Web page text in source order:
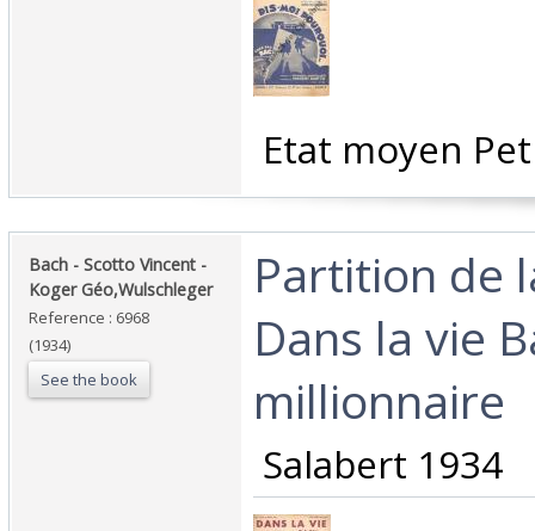
Etat moyen
‎Bach - Scotto Vincent -
Koger Géo,Wulschleger‎
Reference : 6968
(1934)
See the book
‎Partition de
Dans la vie
millionnaire ‎
‎ Salabert 1934‎